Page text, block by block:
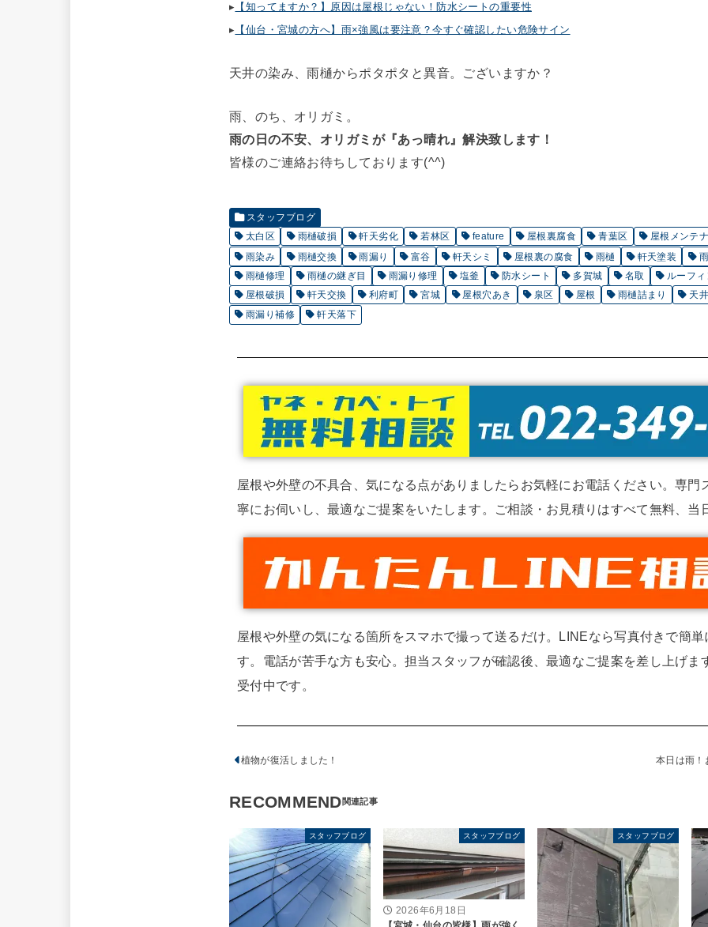
▸ 【知ってますか？】原因は屋根じゃない！防水シートの重要性
▸ 【仙台・宮城の方へ】雨×強風は要注意？今すぐ確認したい危険サイン
天井の染み、雨樋からポタポタと異音。ございますか？
雨、のち、オリガミ。
雨の日の不安、オリガミが『あっ晴れ』解決致します！
皆様のご連絡お待ちしております(^^)
スタッフブログ
太白区
雨樋破損 軒天劣化 若林区 feature 屋根裏腐食 青葉区 屋根メンテ
雨染み
雨樋交換 雨漏り 富谷 軒天シミ 屋根裏の腐食 雨樋 軒天塗装
雨樋修理
雨樋の継ぎ目 雨漏り修理 塩釜 防水シート 多賀城 名取 ルーフ
屋根破損
軒天交換 利府町 宮城 屋根穴あき 泉区 屋根 雨樋詰まり 天
雨漏り補修
軒天落下
屋根や外壁の不具合、気になる点がありましたらお気軽にお電話ください。専門
寧にお伺いし、最適なご提案をいたします。ご相談・お見積りはすべて無料、当
屋根や外壁の気になる箇所をスマホで撮って送るだけ。LINEなら写真付きで簡単
す。電話が苦手な方も安心。担当スタッフが確認後、最適なご提案を差し上げま
受付中です。
植物が復活しました！ 本日は雨！
RECOMMEND
スタッフブログ スタッフブログ
2026年6月18日
スタッフブログ